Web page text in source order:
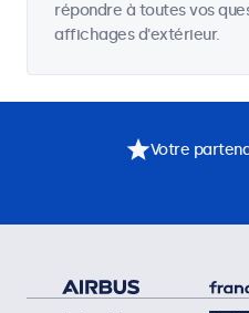
répondre à toutes vos
affichages d'extérieur.
Votre